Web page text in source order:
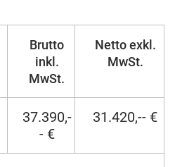
Brutto
inkl.
MwSt.
Netto exkl.
MwSt.
37.390,-
- €
31.420,-- €